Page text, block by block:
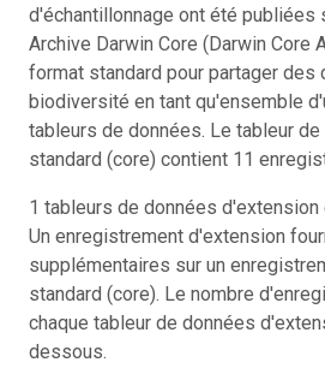
d'échantillonnage ont été publiées
Archive Darwin Core (Darwin Core
format standard pour partager des
biodiversité en tant qu'ensemble
tableurs de données. Le tableur
standard (core) contient 11
1 tableurs de données
Un enregistrement d'extension
supplémentaires sur un
standard (core). Le nombre
chaque tableur de données
dessous.